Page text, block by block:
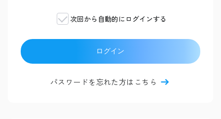
次回から自動的にログインする
ログイン
パスワードを忘れた方はこちら